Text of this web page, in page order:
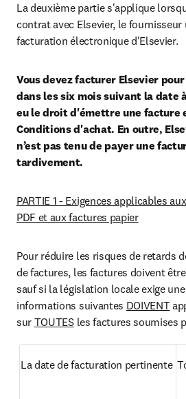
La deuxième partie s'applique
contrat avec Elsevier, le
facturation électronique d'Elsevier.
Vous devez facturer Elsevier
dans les six mois suivant la date
eu le droit d'émettre une facture
Conditions d'achat. En outre,
n’est pas tenu de payer une
tardivement.
PARTIE 1 - Exigences applicables
PDF et aux factures papier
Pour réduire les risques de retards
de factures, les factures doivent
sauf si la législation locale exige
informations suivantes DOIVENT
sur TOUTES les factures soumises
La date de facturation pertinente